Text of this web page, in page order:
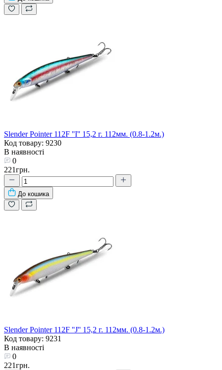
Slender Pointer 112F ''I'' 15,2 г. 112мм. (0.8-1.2м.)
Код товару: 9230
В наявності
0
221грн.
До кошика
Slender Pointer 112F ''J'' 15,2 г. 112мм. (0.8-1.2м.)
Код товару: 9231
В наявності
0
221грн.